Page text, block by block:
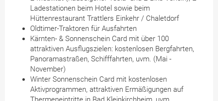
Ladestationen beim Hotel sowie beim
Hüttenrestaurant Trattlers Einkehr / Chaletdorf
Oldtimer-Traktoren für Ausfahrten
Kärnten- & Sonnenschein Card mit über 100
attraktiven Ausflugszielen: kostenlosen Bergfahrten,
Panoramastraßen, Schifffahrten, uvm. (Mai -
November)
Winter Sonnenschein Card mit kostenlosen
Aktivprogrammen, attraktiven Ermäßigungen auf